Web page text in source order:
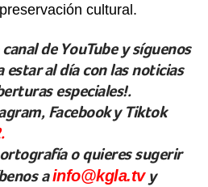
cultural.
de YouTube y síguenos
estar al día con las noticias
especiales!.
Facebook y Tiktok
o quieres sugerir
ainfo@kgla.tvy